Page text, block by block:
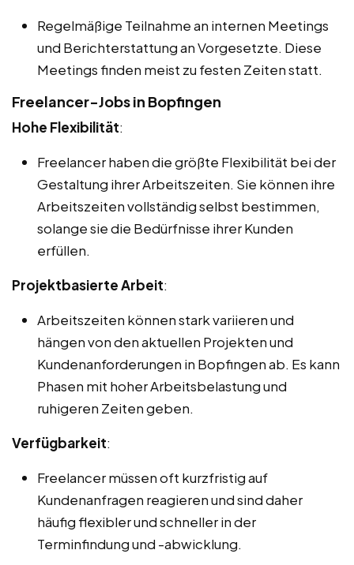
Regelmäßige Teilnahme an internen Meetings
und Berichterstattung an Vorgesetzte. Diese
Meetings finden meist zu festen Zeiten statt.
Freelancer-Jobs in Bopfingen
Hohe Flexibilität:
Freelancer haben die größte Flexibilität bei der
Gestaltung ihrer Arbeitszeiten. Sie können ihre
Arbeitszeiten vollständig selbst bestimmen,
solange sie die Bedürfnisse ihrer Kunden
erfüllen.
Projektbasierte Arbeit:
Arbeitszeiten können stark variieren und
hängen von den aktuellen Projekten und
Kundenanforderungen in Bopfingen ab. Es kann
Phasen mit hoher Arbeitsbelastung und
ruhigeren Zeiten geben.
Verfügbarkeit:
Freelancer müssen oft kurzfristig auf
Kundenanfragen reagieren und sind daher
häufig flexibler und schneller in der
Terminfindung und -abwicklung.